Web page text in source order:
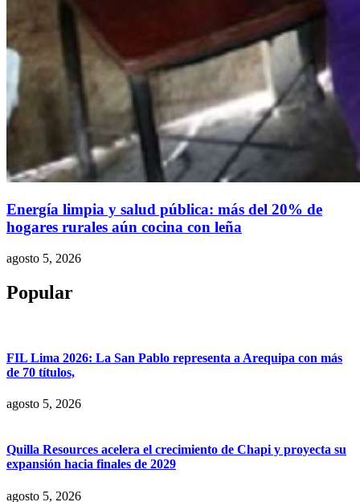
Energía limpia y salud pública: más del 20% de
hogares rurales aún cocina con leña
agosto 5, 2026
Popular
FIL Lima 2026: La San Pablo representa a Arequipa con más
de 70 títulos,
agosto 5, 2026
Quilla Resources acelera el crecimiento de Chapi y proyecta su
expansión hacia finales de 2029
agosto 5, 2026